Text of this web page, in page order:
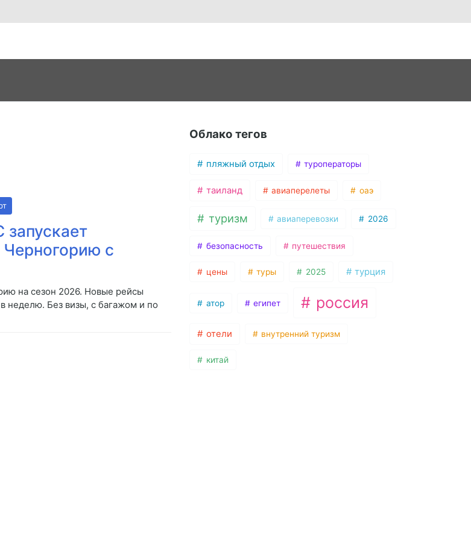
с
на сезон 2026. Новые рейсы
неделю. Без визы, с багажом и по
Облако тегов
пляжный отдых туроператоры
таиланд авиаперелеты оаэ
туризм авиаперевозки 2026
безопасность путешествия
цены туры 2025 турция
атор египет россия
отели внутренний туризм
китай